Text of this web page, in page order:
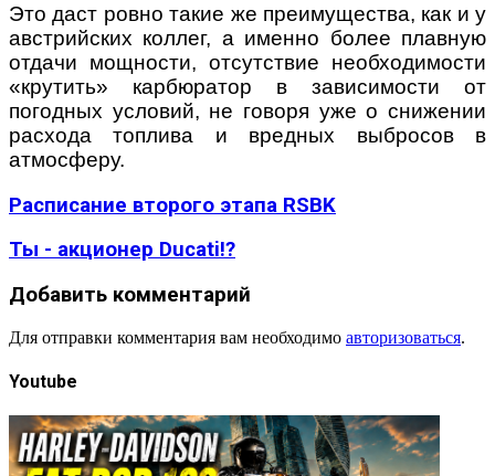
Это даст ровно такие же преимущества, как и у
австрийских коллег, а именно более плавную
отдачи мощности, отсутствие необходимости
«крутить» карбюратор в зависимости от
погодных условий, не говоря уже о снижении
расхода топлива и вредных выбросов в
атмосферу.
Расписание второго этапа RSBK
Ты - акционер Ducati!?
Добавить комментарий
Для отправки комментария вам необходимо авторизоваться.
Youtube